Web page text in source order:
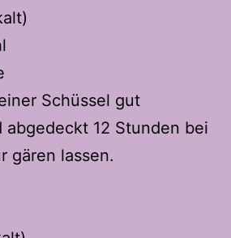
Schüssel gut
abgedeckt 12 Stunden bei
gären lassen.